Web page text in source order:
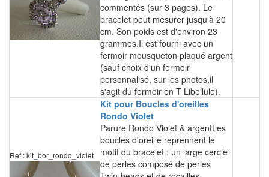
commentés (sur 3 pages). Le
bracelet peut mesurer jusqu'à 20
cm. Son poids est d'environ 23
grammes.Il est fourni avec un
fermoir mousqueton plaqué argent
(sauf choix d'un fermoir
personnalisé, sur les photos,il
s'agit du fermoir en T Libellule).
Ref : kit_bor_rondo_violet
Kit pour Boucles d'oreilles
Rondo Violet
Parure Rondo Violet & argentLes
boucles d'oreille reprennent le
motif du bracelet : un large cercle
de perles composé de perles